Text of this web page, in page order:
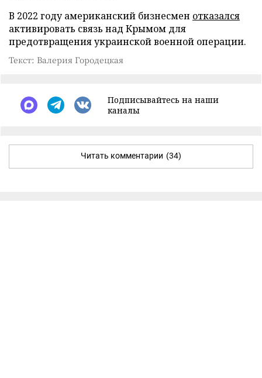
В 2022 году американский бизнесмен отказался
активировать связь над Крымом для
предотвращения украинской военной операции.
Текст: Валерия Городецкая
Подписывайтесь на наши
каналы
Читать комментарии (34)